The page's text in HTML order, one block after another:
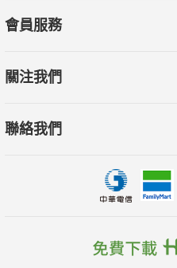
會員服務
關注我們
聯絡我們